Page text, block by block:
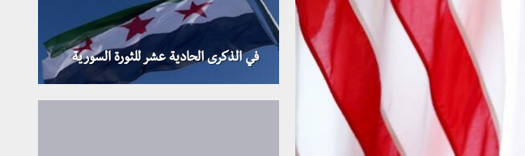
في الذكرى الحادية عشر للثورة السورية